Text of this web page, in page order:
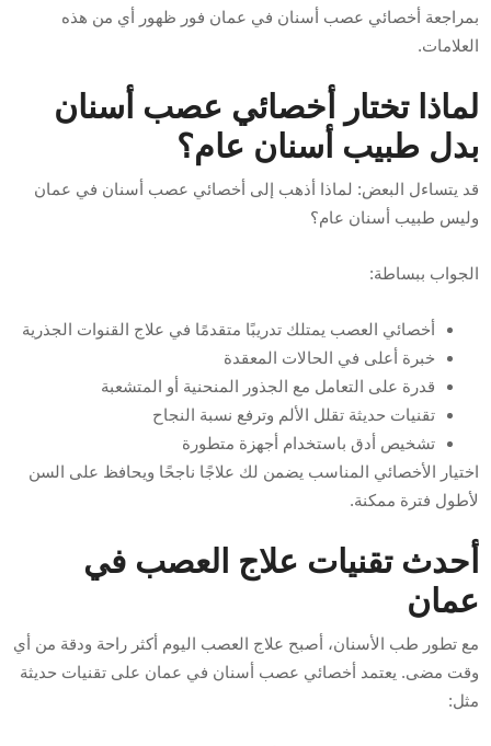
بمراجعة أخصائي عصب أسنان في عمان فور ظهور أي من هذه
العلامات.
لماذا تختار أخصائي عصب أسنان
بدل طبيب أسنان عام؟
قد يتساءل البعض: لماذا أذهب إلى أخصائي عصب أسنان في عمان
وليس طبيب أسنان عام؟
الجواب ببساطة:
أخصائي العصب يمتلك تدريبًا متقدمًا في علاج القنوات الجذرية
خبرة أعلى في الحالات المعقدة
قدرة على التعامل مع الجذور المنحنية أو المتشعبة
تقنيات حديثة تقلل الألم وترفع نسبة النجاح
تشخيص أدق باستخدام أجهزة متطورة
اختيار الأخصائي المناسب يضمن لك علاجًا ناجحًا ويحافظ على السن
لأطول فترة ممكنة.
أحدث تقنيات علاج العصب في
عمان
مع تطور طب الأسنان، أصبح علاج العصب اليوم أكثر راحة ودقة من أي
وقت مضى. يعتمد أخصائي عصب أسنان في عمان على تقنيات حديثة
مثل: